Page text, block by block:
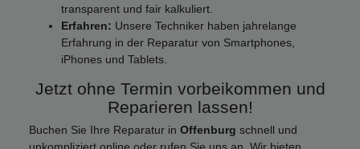
transparent und fair kalkuliert.
Erfahren: Unsere Techniker haben jahrelange
Erfahrung in der Reparatur von Smartphones,
iPhones und Tablets.
Jetzt ohne Termin vorbeikommen und
Reparieren lassen!
Buchen Sie Ihre Reparatur in Offenburg schnell und